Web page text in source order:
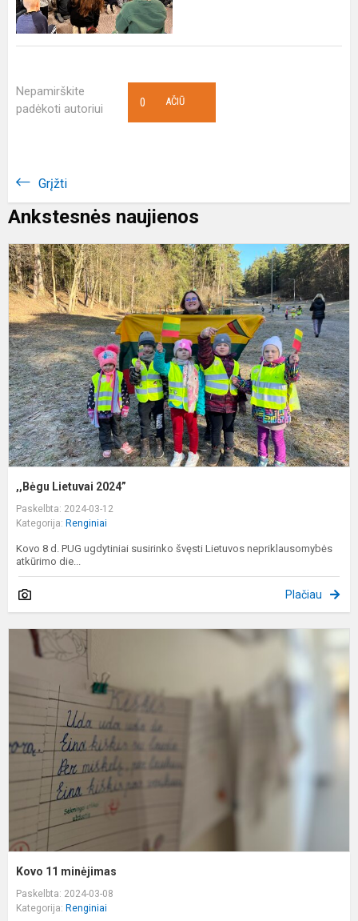
Nepamirškite
padėkoti autoriui
AČIŪ
0
Grįžti
Ankstesnės naujienos
,,Bėgu Lietuvai 2024”
Paskelbta: 2024-03-12
Kategorija: Renginiai
Kovo 8 d. PUG ugdytiniai susirinko švęsti Lietuvos nepriklausomybės
atkūrimo die...
Plačiau
Kovo 11 minėjimas
Paskelbta: 2024-03-08
Kategorija: Renginiai